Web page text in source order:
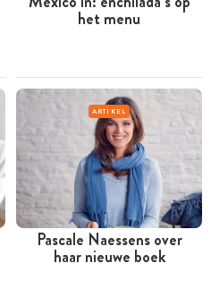
het menu
ARTIKEL
Pascale Naessens over
haar nieuwe boek